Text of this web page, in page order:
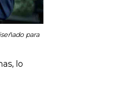
para
lo